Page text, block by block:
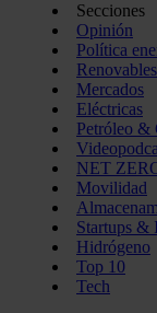
Secciones
Opinión
Política
Renovables
Mercados
Eléctricas
Petróleo &
NET
Movilidad
Startups &
Hidrógeno
Top 10
Tech